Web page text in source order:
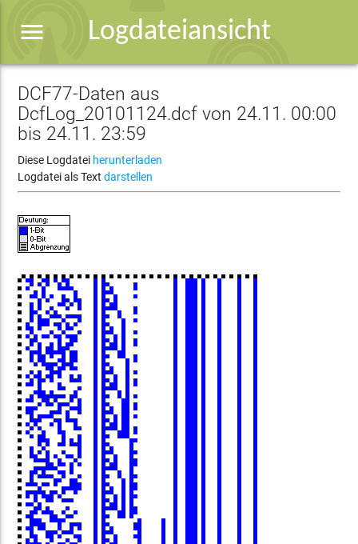
Logdateiansicht
menu
DCF77-Daten aus
DcfLog_20101124.dcf von 24.11. 00:00
bis 24.11. 23:59
Diese Logdatei herunterladen
Logdatei als Textdarstellen